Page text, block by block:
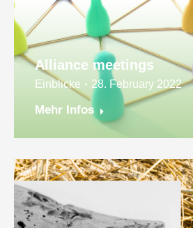
Alliance meetings
Einblicke 28. February 2022
Mehr Infos